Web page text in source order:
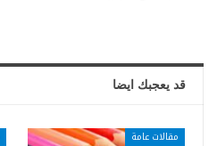
قد يعجبك ايضا
مقالات عامة